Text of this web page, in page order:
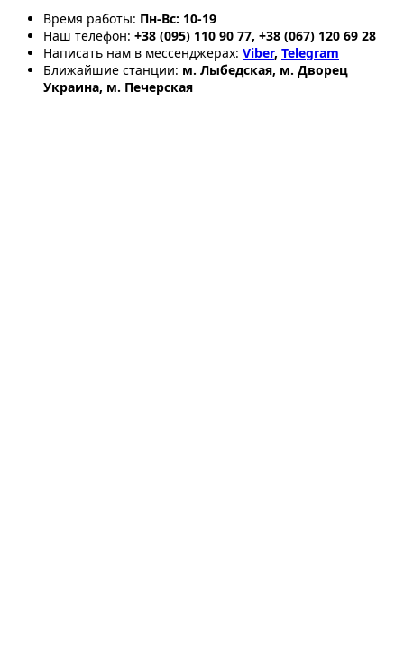
Время работы: Пн-Вс: 10-19
Наш телефон: +38 (095) 110 90 77, +38 (067) 120 69 28
Написать нам в мессенджерах: Viber, Telegram
Ближайшие станции: м. Лыбедская, м. Дворец
Украина, м. Печерская